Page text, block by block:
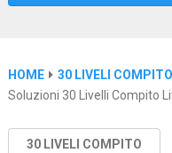
HOME
30 LIVELI COMPITO
Soluzioni 30 Livelli Compito
30 LIVELI COMPITO